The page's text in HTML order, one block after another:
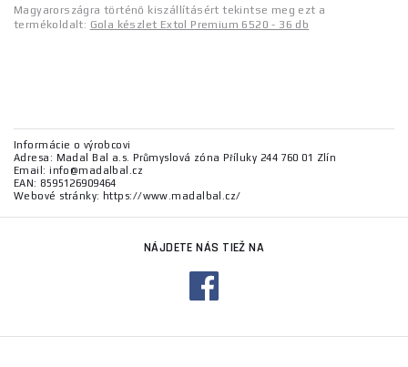
Magyarországra történő kiszállításért tekintse meg ezt a
termékoldalt: Gola készlet Extol Premium 6520 - 36 db
Informácie o výrobcovi
Adresa: Madal Bal a.s. Průmyslová zóna Příluky 244 760 01 Zlín
Email: info@madalbal.cz
EAN: 8595126909464
Webové stránky: https://www.madalbal.cz/
NÁJDETE NÁS TIEŽ NA